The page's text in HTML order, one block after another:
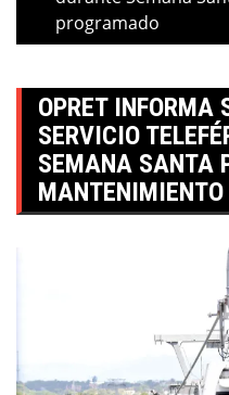
programado
OPRET INFORMA
SERVICIO
SEMANA SANTA